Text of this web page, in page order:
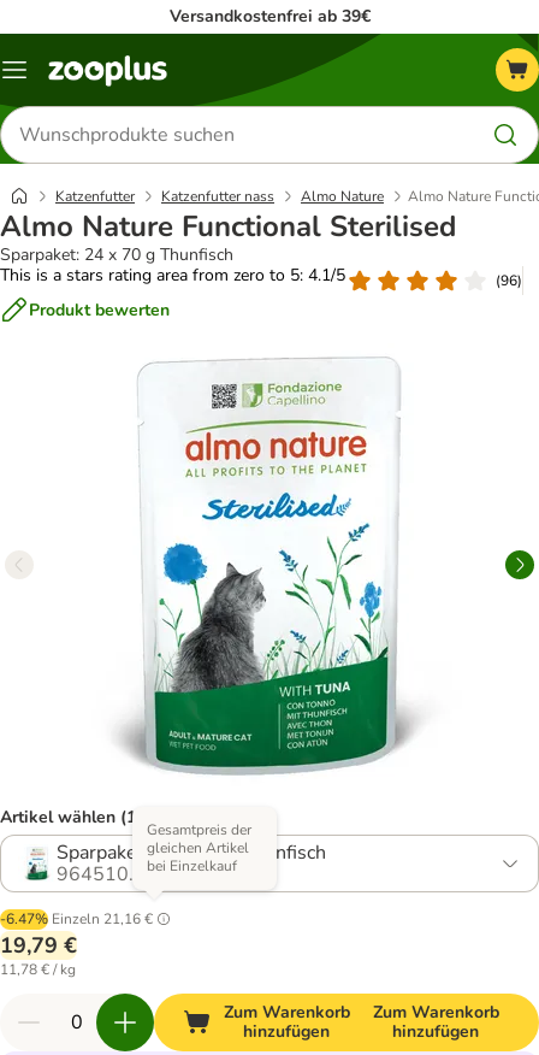
Versandkostenfrei ab 39€
Menü
Produkte
suchen
Katzenfutter Katzenfutter nass Almo Nature Almo Nature
Almo Nature Functional Sterilised
Sparpaket: 24 x 70 g Thunfisch
This is a stars rating area from zero to 5: 4.1/5
(96)
Produkt bewerten
Artikel wählen (13 Varianten)
Sparpaket: 24 x 70 g Thunfisch
964510.11
-6.47% Einzeln 21,16 €
Gesamtpreis der
gleichen Artikel
bei Einzelkauf
19,79 €
11,78 € / kg
Zum Warenkorb
hinzufügen
Zum Warenkorb
hinzufügen